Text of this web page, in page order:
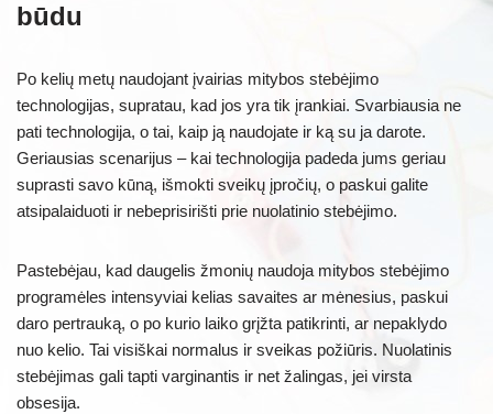
būdu
Po kelių metų naudojant įvairias mitybos stebėjimo
technologijas, supratau, kad jos yra tik įrankiai. Svarbiausia ne
pati technologija, o tai, kaip ją naudojate ir ką su ja darote.
Geriausias scenarijus – kai technologija padeda jums geriau
suprasti savo kūną, išmokti sveikų įpročių, o paskui galite
atsipalaiduoti ir nebeprisirišti prie nuolatinio stebėjimo.
Pastebėjau, kad daugelis žmonių naudoja mitybos stebėjimo
programėles intensyviai kelias savaites ar mėnesius, paskui
daro pertrauką, o po kurio laiko grįžta patikrinti, ar nepaklydo
nuo kelio. Tai visiškai normalus ir sveikas požiūris. Nuolatinis
stebėjimas gali tapti varginantis ir net žalingas, jei virsta
obsesija.